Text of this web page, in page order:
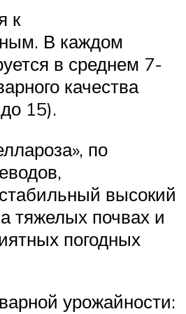
к
В каждом
в среднем 7-
качества
15).
по
высокий
тяжелых почвах и
погодных
урожайности: